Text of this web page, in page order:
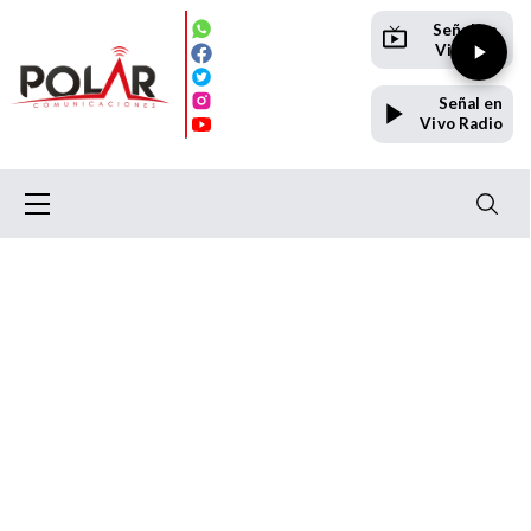
Señal en
Vivo TV
Señal en
Vivo Radio